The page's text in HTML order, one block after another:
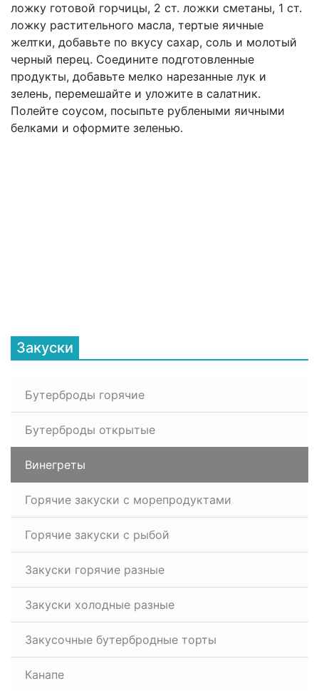
ложку готовой горчицы, 2 ст. ложки сметаны, 1 ст.
ложку растительного масла, тертые яичные
желтки, добавьте по вкусу сахар, соль и молотый
черный перец. Соедините подготовленные
продукты, добавьте мелко нарезанные лук и
зелень, перемешайте и уложите в салатник.
Полейте соусом, посыпьте рублеными яичными
белками и оформите зеленью.
Закуски
Бутерброды горячие
Бутерброды открытые
Винегреты
Горячие закуски с морепродуктами
Горячие закуски с рыбой
Закуски горячие разные
Закуски холодные разные
Закусочные бутербродные торты
Канапе